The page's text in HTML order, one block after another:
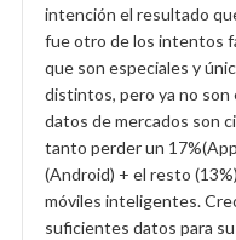
intención el resultado
fue otro de los intentos
que son especiales y
distintos, pero ya no son
datos de mercados son
tanto perder un
(Android) + el resto
móviles inteligentes.
suficientes datos para